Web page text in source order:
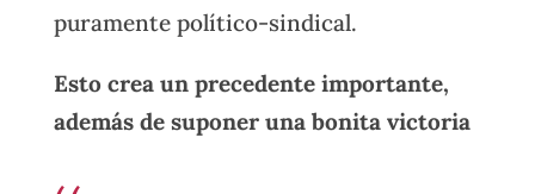
puramente político-sindical.
Esto crea un precedente importante,
además de suponer una bonita victoria